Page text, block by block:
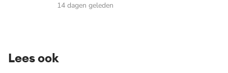
14 dagen geleden
Lees ook